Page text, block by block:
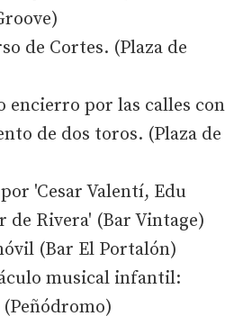
de Cortes. (Plaza de
encierro por las calles con
de dos toros. (Plaza de
'Cesar Valentí, Edu
de Rivera' (Bar Vintage)
(Bar El Portalón)
musical infantil: